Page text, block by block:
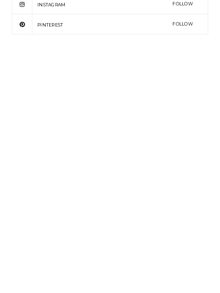
INSTAGRAM FOLLOW
PINTEREST FOLLOW